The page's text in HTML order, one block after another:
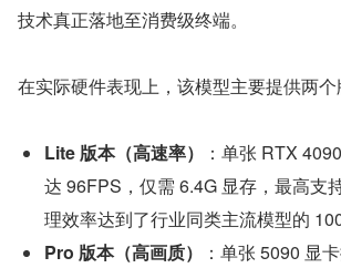
技术真正落地至消费级终端。
在实际硬件表现上，该模型主要提供两个
Lite 版本（高速率）
：单张 RTX
达 96FPS，仅需 6.4G 显存，最高支
理效率达到了行业同类主流模型的 100
Pro 版本（高画质）
：单张 5090 显